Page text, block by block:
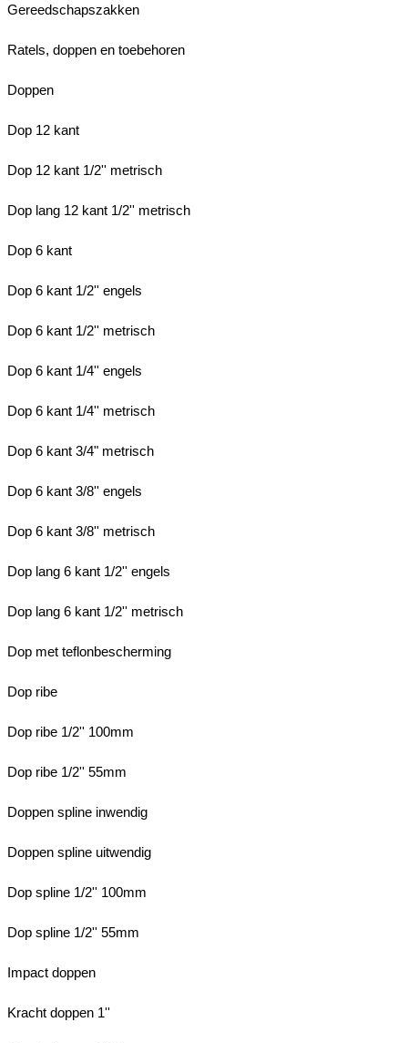
Gereedschapszakken
Ratels, doppen en toebehoren
Doppen
Dop 12 kant
Dop 12 kant 1/2'' metrisch
Dop lang 12 kant 1/2'' metrisch
Dop 6 kant
Dop 6 kant 1/2'' engels
Dop 6 kant 1/2'' metrisch
Dop 6 kant 1/4'' engels
Dop 6 kant 1/4'' metrisch
Dop 6 kant 3/4" metrisch
Dop 6 kant 3/8'' engels
Dop 6 kant 3/8'' metrisch
Dop lang 6 kant 1/2'' engels
Dop lang 6 kant 1/2'' metrisch
Dop met teflonbescherming
Dop ribe
Dop ribe 1/2'' 100mm
Dop ribe 1/2'' 55mm
Doppen spline inwendig
Doppen spline uitwendig
Dop spline 1/2'' 100mm
Dop spline 1/2'' 55mm
Impact doppen
Kracht doppen 1''